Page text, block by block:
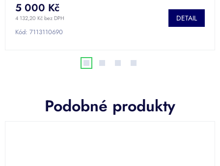
4 132,20 Kč bez DPH
5 000 Kč
DETAIL
Kód: 7113110690
Podobné produkty